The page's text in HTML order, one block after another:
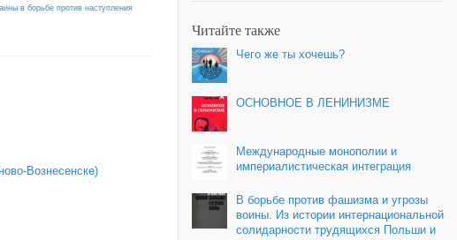
в борьбе против наступления
Читайте также
Чего же ты хочешь?
ОСНОВНОЕ В ЛЕНИНИЗМЕ
Международные монополии и
империалистическая интеграция
В борьбе против фашизма и угрозы
воины. Из истории интернациональной
солидарности трудящихся Польши и